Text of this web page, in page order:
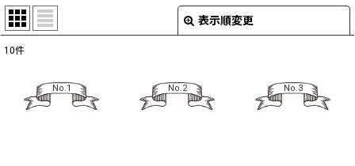
表示順変更
絞り込む
10件
No.1 No.2 No.3